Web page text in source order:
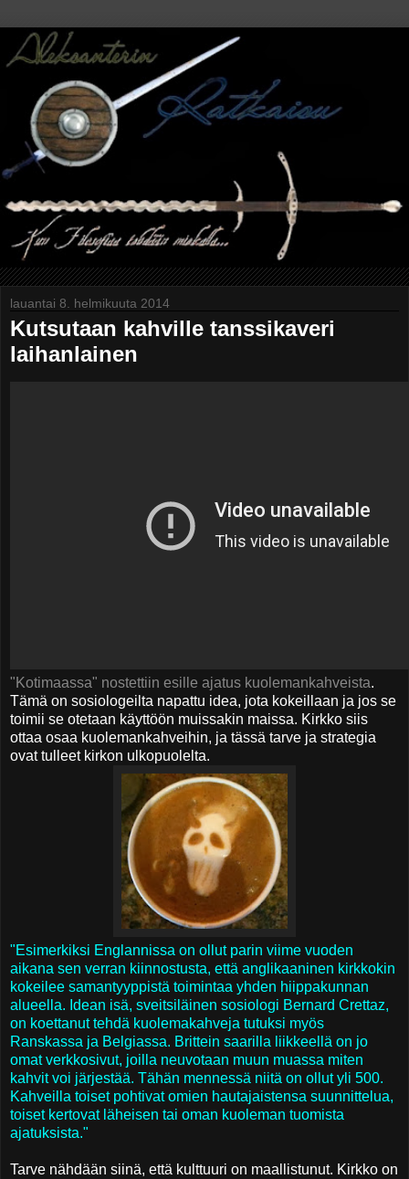
lauantai 8. helmikuuta 2014
Kutsutaan kahville tanssikaveri
laihanlainen
"Kotimaassa" nostettiin esille ajatus kuolemankahveista.
Tämä on sosiologeilta napattu idea, jota kokeillaan ja jos se
toimii se otetaan käyttöön muissakin maissa. Kirkko siis
ottaa osaa kuolemankahveihin, ja tässä tarve ja strategia
ovat tulleet kirkon ulkopuolelta.
"Esimerkiksi Englannissa on ollut parin viime vuoden
aikana sen verran kiinnostusta, että anglikaaninen kirkkokin
kokeilee samantyyppistä toimintaa yhden hiippakunnan
alueella. Idean isä, sveitsiläinen sosiologi Bernard Crettaz,
on koettanut tehdä kuolemakahveja tutuksi myös
Ranskassa ja Belgiassa. Brittein saarilla liikkeellä on jo
omat verkkosivut, joilla neuvotaan muun muassa miten
kahvit voi järjestää. Tähän mennessä niitä on ollut yli 500.
Kahveilla toiset pohtivat omien hautajaistensa suunnittelua,
toiset kertovat läheisen tai oman kuoleman tuomista
ajatuksista."
Tarve nähdään siinä, että kulttuuri on maallistunut. Kirkko on